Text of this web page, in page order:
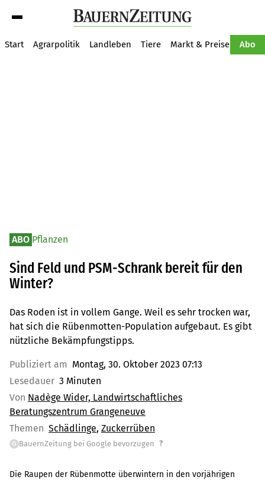
Start Agrarpolitik Landleben Tiere Markt & Preise Abo
ABO Pflanzen
Sind Feld und PSM-Schrank bereit für den
Winter?
Das Roden ist in vollem Gange. Weil es sehr trocken war,
hat sich die Rübenmotten-Population aufgebaut. Es gibt
nützliche Bekämpfungstipps.
Publiziert am Montag, 30. Oktober 2023 07:13
Lesedauer 3 Minuten
Von Nadège Wider, Landwirtschaftliches
Beratungszentrum Grangeneuve
Themen Schädlinge Zuckerrüben
G BauernZeitung bei Google bevorzugen ?
Die Raupen der Rübenmotte überwintern in den vorjährigen